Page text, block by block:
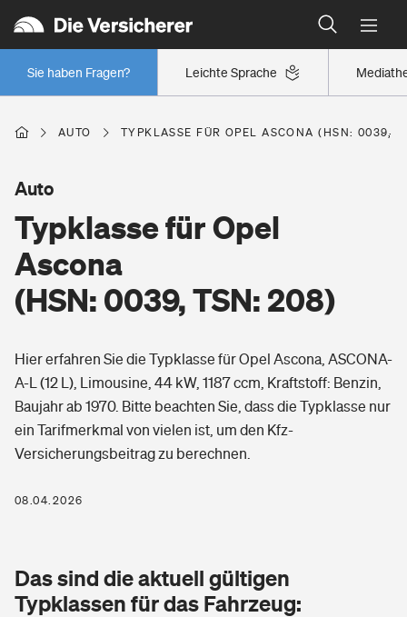
Leichte Sprache
Sie haben Fragen?
Wer versichert was: Jetzt Versicherer finden
Regionalklassen: So ist Ihre Region eingestuft
Wer versichert was: Jetzt Versicherer finden
Berufsunfähigkeitsversicherung
Arbeitsrechtsschutz
Berufshaftpflichtversicherung
Rentenrechner: Wie viel Geld bekomme ich im Alter?
Wohnen
Wohngebäudeversicherung
Hausratversicherung
Elementarversicherung
Photovoltaik
Wärmepumpen versichern
Vermieterrrechtsschutz
Pri­vate Haft­pflicht­
Rechts­schutz­ver­si­che­rung
Kinderunfall­ver­si­che­rung
Gesundheit
Private Krankenversicherung
Tierkrankenversicherung
AUTO TYPKLASSE FÜR OPEL ASCONA (HSN: 0039,
Typklasse für Opel
Ascona
(HSN: 0039, TSN: 208)
Auto
Hier erfahren Sie die Typklasse für Opel Ascona, ASCONA-
A-L (12 L), Limousine, 44 kW, 1187 ccm, Kraftstoff: Benzin,
Baujahr ab 1970. Bitte beachten Sie, dass die Typklasse nur
ein Tarifmerkmal von vielen ist, um den Kfz-
Versicherungsbeitrag zu berechnen.
08.04.2026
Das sind die aktuell gültigen
Typklassen für das Fahrzeug: